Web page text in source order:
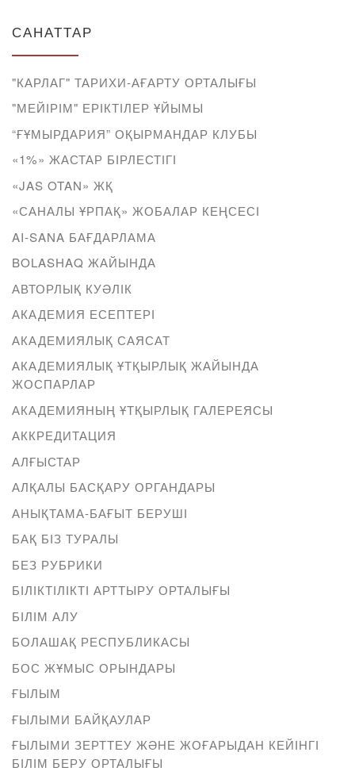
САНАТТАР
"КАРЛАГ" ТАРИХИ-АҒАРТУ ОРТАЛЫҒЫ
"МЕЙІРІМ" ЕРІКТІЛЕР ҰЙЫМЫ
“ҒҰМЫРДАРИЯ” ОҚЫРМАНДАР КЛУБЫ
«1%» ЖАСТАР БІРЛЕСТІГІ
«JAS OTAN» ЖҚ
«САНАЛЫ ҰРПАҚ» ЖОБАЛАР КЕҢСЕСІ
AI-SANA БАҒДАРЛАМА
BOLASHAQ ЖАЙЫНДА
АВТОРЛЫҚ КУӘЛІК
АКАДЕМИЯ ЕСЕПТЕРІ
АКАДЕМИЯЛЫҚ САЯСАТ
АКАДЕМИЯЛЫҚ ҰТҚЫРЛЫҚ ЖАЙЫНДА
ЖОСПАРЛАР
АКАДЕМИЯНЫҢ ҰТҚЫРЛЫҚ ГАЛЕРЕЯСЫ
АККРЕДИТАЦИЯ
АЛҒЫСТАР
АЛҚАЛЫ БАСҚАРУ ОРГАНДАРЫ
АНЫҚТАМА-БАҒЫТ БЕРУШІ
БАҚ БІЗ ТУРАЛЫ
БЕЗ РУБРИКИ
БІЛІКТІЛІКТІ АРТТЫРУ ОРТАЛЫҒЫ
БІЛІМ АЛУ
БОЛАШАҚ РЕСПУБЛИКАСЫ
БОС ЖҰМЫС ОРЫНДАРЫ
ҒЫЛЫМ
ҒЫЛЫМИ БАЙҚАУЛАР
ҒЫЛЫМИ ЗЕРТТЕУ ЖӘНЕ ЖОҒАРЫДАН КЕЙІНГІ
БІЛІМ БЕРУ ОРТАЛЫҒЫ